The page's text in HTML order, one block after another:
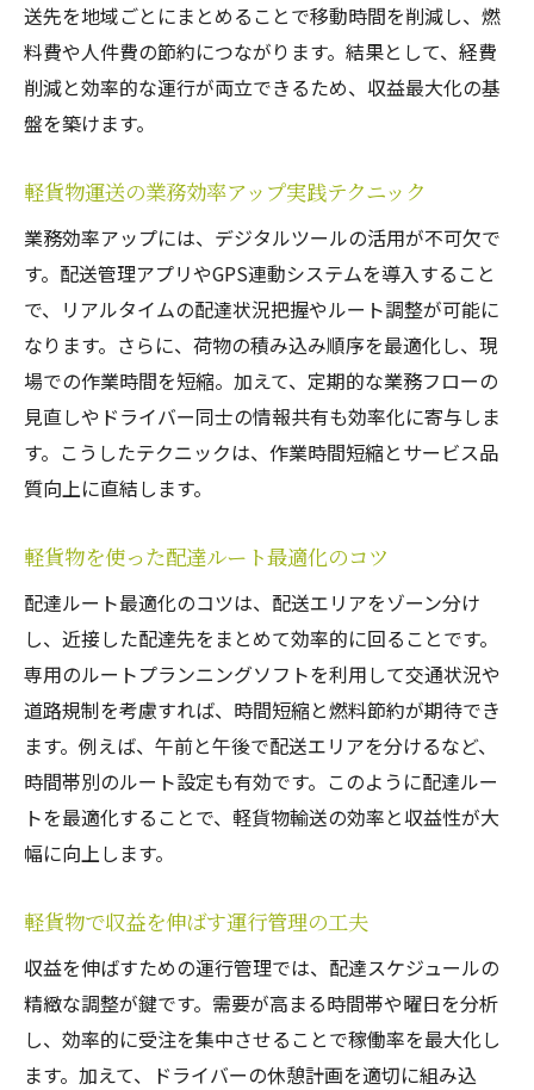
送先を地域ごとにまとめることで移動時間を削減し、燃
料費や人件費の節約につながります。結果として、経費
削減と効率的な運行が両立できるため、収益最大化の基
盤を築けます。
軽貨物運送の業務効率アップ実践テクニック
業務効率アップには、デジタルツールの活用が不可欠で
す。配送管理アプリやGPS連動システムを導入すること
で、リアルタイムの配達状況把握やルート調整が可能に
なります。さらに、荷物の積み込み順序を最適化し、現
場での作業時間を短縮。加えて、定期的な業務フローの
見直しやドライバー同士の情報共有も効率化に寄与しま
す。こうしたテクニックは、作業時間短縮とサービス品
質向上に直結します。
軽貨物を使った配達ルート最適化のコツ
配達ルート最適化のコツは、配送エリアをゾーン分け
し、近接した配達先をまとめて効率的に回ることです。
専用のルートプランニングソフトを利用して交通状況や
道路規制を考慮すれば、時間短縮と燃料節約が期待でき
ます。例えば、午前と午後で配送エリアを分けるなど、
時間帯別のルート設定も有効です。このように配達ルー
トを最適化することで、軽貨物輸送の効率と収益性が大
幅に向上します。
軽貨物で収益を伸ばす運行管理の工夫
収益を伸ばすための運行管理では、配達スケジュールの
精緻な調整が鍵です。需要が高まる時間帯や曜日を分析
し、効率的に受注を集中させることで稼働率を最大化し
ます。加えて、ドライバーの休憩計画を適切に組み込